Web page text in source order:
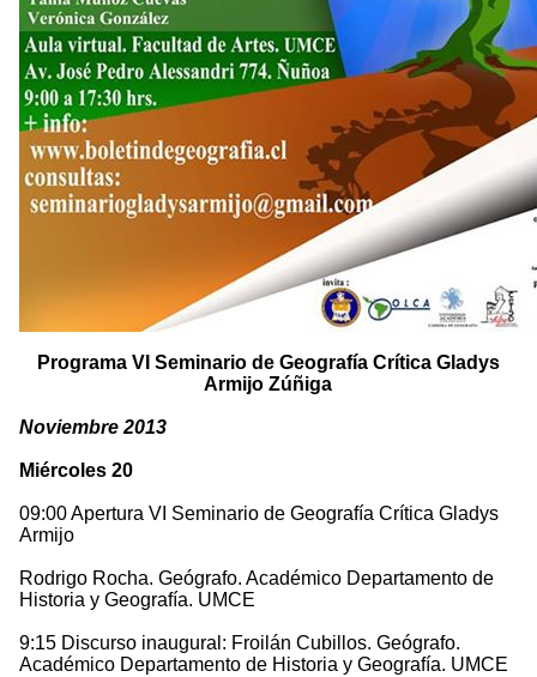
Programa VI Seminario de Geografía Crítica Gladys
Armijo Zúñiga
Noviembre 2013
Miércoles 20
09:00 Apertura VI Seminario de Geografía Crítica Gladys
Armijo
Rodrigo Rocha. Geógrafo. Académico Departamento de
Historia y Geografía. UMCE
9:15 Discurso inaugural: Froilán Cubillos. Geógrafo.
Académico Departamento de Historia y Geografía. UMCE